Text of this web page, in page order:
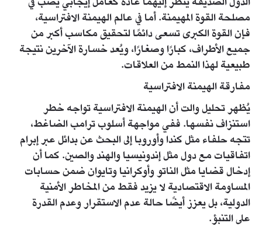
مصلحة القوة المهيمنة. أما في عالم الهيمنة الافتراسية،
فإن القوة الكبرى تسعى دائمًا لتحقيق مكاسب أكبر من
جميع الأطراف، كبارًا وصغارًا، ويُعد خسارة الآخرين نتيجة
طبيعية لهذا النمط من العلاقات.
مفارقة الهيمنة الافتراسية
يُظهر تحليل والت أن الهيمنة الافتراسية تواجه خطر
استنزاف نفسها. ففي مواجهة أسلوب ترامب الضاغط،
تتجه حلفاء مثل كندا وأوروبا إلى البحث عن بدائل عبر إبرام
اتفاقيات مع دول مثل إندونيسيا والهند والصين. كما أن
إدخال قضايا مثل الناتو وأوكرانيا وتايوان ضمن حسابات
المساومة الاقتصادية لا يزيد فقط من المخاطر الأمنية
الدولية، بل يعزز أيضًا حالة عدم الاستقرار وعدم القدرة
على التنبؤ.